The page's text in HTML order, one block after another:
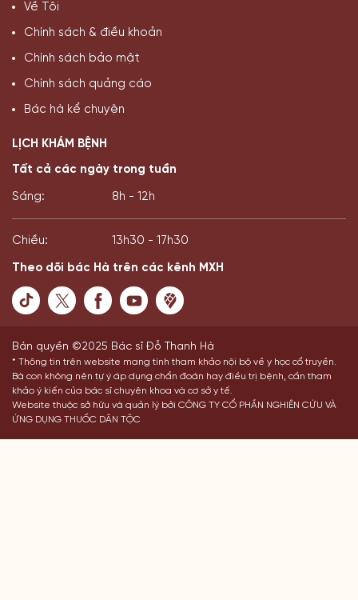
Về Tôi
Chính sách & điều khoản
Chính sách bảo mật
Chính sách quảng cáo
Bác hà kể chuyện
LỊCH KHÁM BỆNH
Tất cả các ngày trong tuần
Sáng: 8h - 12h
Chiều: 13h30 - 17h30
Theo dõi bác Hà trên các kênh MXH
Bản quyền ©2025 Bác sĩ Đỗ Thanh Hà
* Thông tin trên website mang tính tham khảo nội bộ về y học cổ truyền.
Bà con không nên tự ý áp dụng chẩn đoán hay điều trị bệnh, cần tham
khảo ý kiến của bác sĩ chuyên khoa và cơ sở y tế.
Website thuộc sở hữu và quản lý bởi CÔNG TY CỔ PHẦN NGHIÊN CỨU VÀ
ỨNG DỤNG THUỐC DÂN TỘC